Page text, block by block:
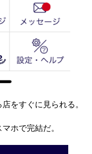
をすぐに見られる。
ホで完結だ。